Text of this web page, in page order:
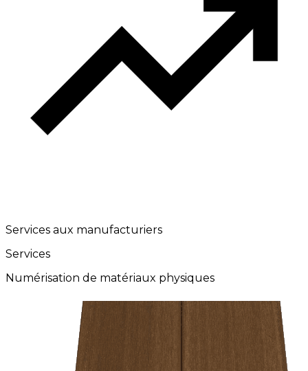
Services aux manufacturiers
Services
Numérisation de matériaux physiques